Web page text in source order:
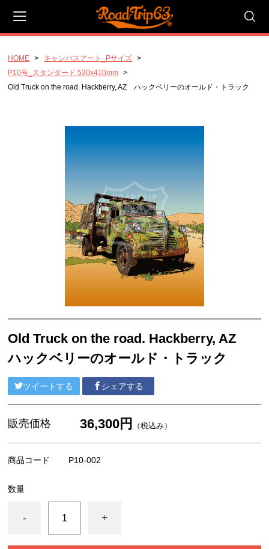
マイページ
CATEGORY
P4号 コンパクト 333x220mm
キャンバスアート_Fサイズ
F20号 ラージ 727x606mm
F10号 スタンダード 530x455mm
F4号 コンパクト 333x242mm
A4サイズ
ポストカード
ポストカードセット
ポストカードブック（書籍）
HOME
キャンバスアート_Pサイズ
P10号_スタンダード 530x410mm
Old Truck on the road. Hackberry, AZ ハックベリーのオールド・トラック
Old Truck on the road. Hackberry, AZ
ハックベリーのオールド・トラック
ツイートする シェアする
販売価格 36,300円 （税込み）
商品コード P10-002
数量
- +